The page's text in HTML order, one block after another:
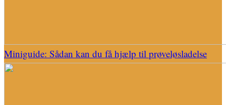
Miniguide: Sådan kan du få hjælp til prøveløsladelse